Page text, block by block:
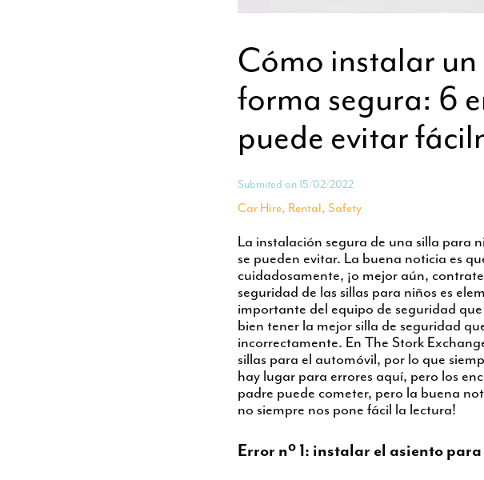
Cómo instalar
forma segura: 6
puede evitar
Submited on 15/02/2022
Car Hire, Rental, Safety
La instalación segura de una silla para
se pueden evitar. La buena noticia es
cuidadosamente, ¡o mejor aún,
seguridad de las sillas para niños es
importante del equipo de seguridad
bien tener la mejor silla de seguridad
incorrectamente. En The Stork
sillas para el automóvil, por lo que
hay lugar para errores aquí, pero los
padre puede cometer, pero la buena
no siempre nos pone fácil la lectura!
Error nº 1: instalar el asiento